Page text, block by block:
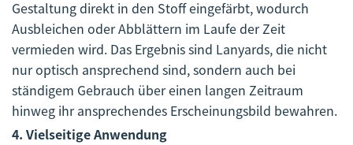
Gestaltung direkt in den Stoff eingefärbt, wodurch
Ausbleichen oder Abblättern im Laufe der Zeit
vermieden wird. Das Ergebnis sind Lanyards, die nicht
nur optisch ansprechend sind, sondern auch bei
ständigem Gebrauch über einen langen Zeitraum
hinweg ihr ansprechendes Erscheinungsbild bewahren.
4. Vielseitige Anwendung